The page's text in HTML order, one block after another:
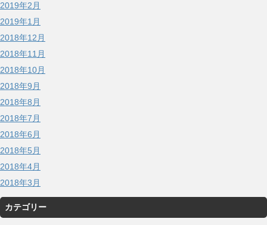
2019年2月
2019年1月
2018年12月
2018年11月
2018年10月
2018年9月
2018年8月
2018年7月
2018年6月
2018年5月
2018年4月
2018年3月
カテゴリー